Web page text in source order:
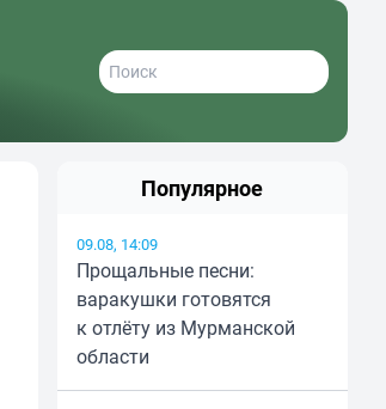
Популярное
09.08, 14:09
Прощальные песни:
варакушки готовятся
к отлёту из Мурманской
области